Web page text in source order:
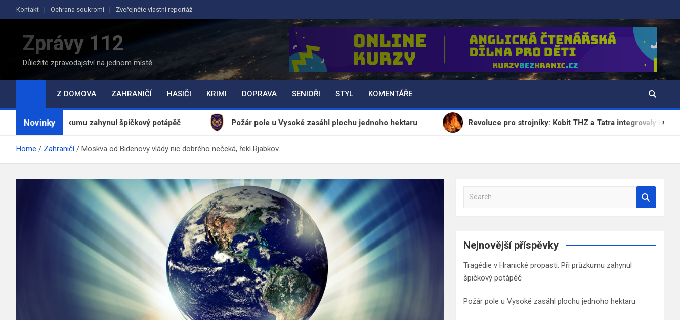
to
Kontakt Ochrana soukromí Zveřejněte vlastní reportáž
Zprávy 112
Důležité zpravodajství na jednom místě
Z DOMOVA ZAHRANIČÍ HASIČI KRIMI DOPRAVA SENIOŘI STYL KOMENTÁŘE
Novinky
zahynul špičkový potápěč Požár pole u Vysoké zasáhl plochu jednoho hektaru Revoluce pro strojníky: Kobit THZ a Tatra integrovaly ovládání nástavby
Home Zahraničí Moskva od Bidenovy vlády nic dobrého nečeká, řekl Rjabkov
a
c
Nejnovější příspěvky
Tragédie v Hranické propasti: Při průzkumu zahynul
špičkový potápěč
Požár pole u Vysoké zasáhl plochu jednoho hektaru